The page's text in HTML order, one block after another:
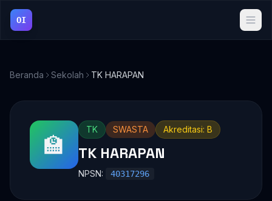
OI
Beranda Sekolah TK HARAPAN
🏫
TK SWASTA Akreditasi: B
TK HARAPAN
NPSN: 40317296